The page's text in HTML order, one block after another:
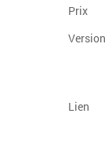
Prix
Lien